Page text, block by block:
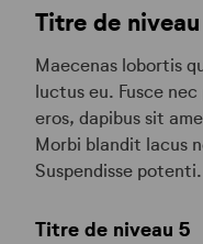
Titre de
Maecenas lobortis
luctus eu. Fusce
eros, dapibus sit
Morbi blandit lacus
Suspendisse potenti.
Titre de niveau 5